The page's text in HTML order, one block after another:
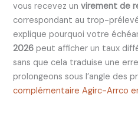
vous recevez unvirement de
correspondant au trop-
explique pourquoi votre
2026 peut afficher un taux
sans que cela traduise une
prolongeons sous l’angle des
complémentaire Agirc-Arrco